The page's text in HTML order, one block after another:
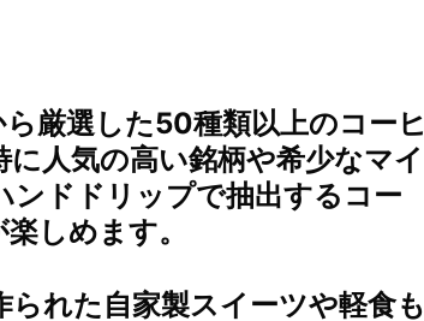
厳選した50種類以上のコーヒ
人気の高い銘柄や希少なマイ
ンドドリップで抽出するコー
しめます。
れた自家製スイーツや軽食も